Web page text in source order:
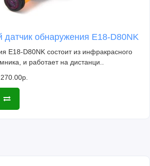
обнаружения E18-D80NK
E18-D80NK состоит из инфракрасного
и работает на дистанци..